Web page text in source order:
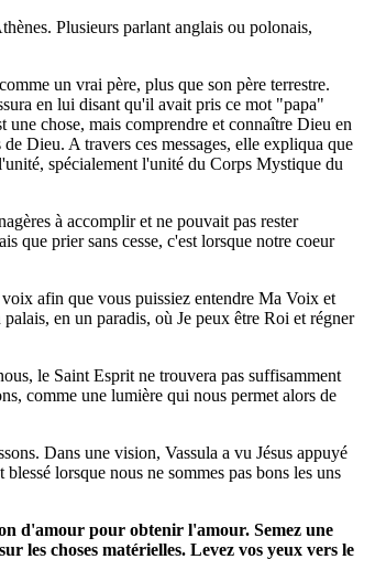
Plusieurs parlant anglais ou polonais,
un vrai père, plus que son père terrestre.
en lui disant qu'il avait pris ce mot "papa"
chose, mais comprendre et connaître Dieu en
Dieu. A travers ces messages, elle expliqua que
spécialement l'unité du Corps Mystique du
à accomplir et ne pouvait pas rester
que prier sans cesse, c'est lorsque notre coeur
afin que vous puissiez entendre Ma Voix et
en un paradis, où Je peux être Roi et régner
le Saint Esprit ne trouvera pas suffisamment
comme une lumière qui nous permet alors de
Dans une vision, Vassula a vu Jésus appuyé
lorsque nous ne sommes pas bons les uns
d'amour pour obtenir l'amour. Semez une
les choses matérielles. Levez vos yeux vers le